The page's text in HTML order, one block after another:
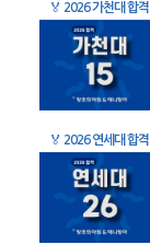
🏅 2026 가천대 합격
🏅 2026 연세대 합격